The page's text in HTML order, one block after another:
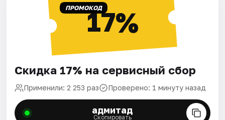
ПРОМОКОД17%
Скидка 17% на сервисный сбор
Применили: 2 253 раз Проверено: 1 минуту назад
адмитад
Скопировать